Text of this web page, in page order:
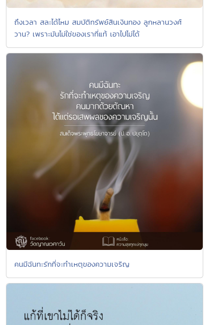
ถึงเวลา สละได้ไหม สมบัติทรัพย์สินเงินทอง ลูกหลานวงศ์
วาน? เพราะมันไม่ใช่ของเราที่แท้ เอาไปไม่ได้
คนมีฉันทะรักที่จะทำเหตุของความเจริญ